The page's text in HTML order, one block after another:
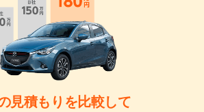
見積もりを比較して